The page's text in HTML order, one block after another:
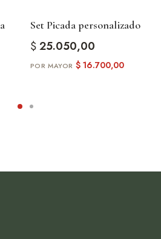
Set Picada personalizado
$25.050,00
$16.700,00